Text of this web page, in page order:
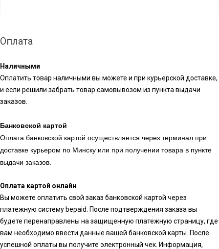
Оплата
Наличными
Оплатить товар наличными вы можете и при курьерской доставке,
и если решили забрать товар самовывозом из пункта выдачи
заказов.
Банковской картой
Оплата банковской картой осуществляется через терминал при
доставке курьером по Минску или при получении товара в пункте
выдачи заказов.
Оплата картой онлайн
Вы можете оплатить свой заказ банковской картой через
платежную систему bepaid. После подтверждения заказа вы
будете перенаправлены на защищенную платежную страницу, где
вам необходимо ввести данные вашей банковской карты. После
успешной оплаты вы получите электронный чек. Информация,